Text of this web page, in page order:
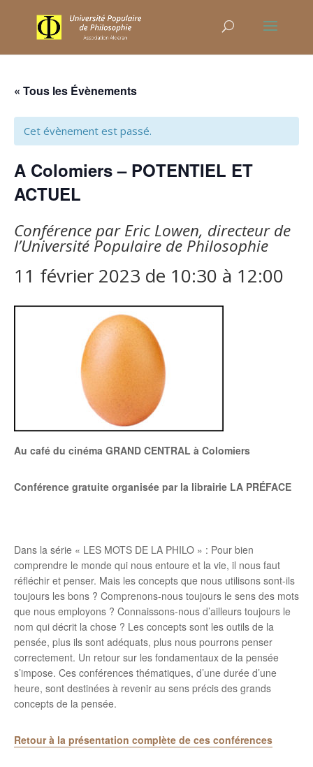
« Tous les Évènements
Cet évènement est passé.
A Colomiers – POTENTIEL ET
ACTUEL
Conférence par Eric Lowen, directeur de
l’Université Populaire de Philosophie
11 février 2023 de 10:30 à 12:00
Au café du cinéma GRAND CENTRAL à Colomiers
Conférence gratuite organisée par la librairie LA PRÉFACE
Dans la série « LES MOTS DE LA PHILO » : Pour bien
comprendre le monde qui nous entoure et la vie, il nous faut
réfléchir et penser. Mais les concepts que nous utilisons sont-ils
toujours les bons ? Comprenons-nous toujours le sens des mots
que nous employons ? Connaissons-nous d’ailleurs toujours le
nom qui décrit la chose ? Les concepts sont les outils de la
pensée, plus ils sont adéquats, plus nous pourrons penser
correctement. Un retour sur les fondamentaux de la pensée
s’impose. Ces conférences thématiques, d’une durée d’une
heure, sont destinées à revenir au sens précis des grands
concepts de la pensée.
Retour à la présentation complète de ces conférences